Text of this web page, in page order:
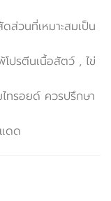
ส่วนที่เหมาะสมเป็น
ปรตีนเนื้อสัตว์ , ไข่
ทรอยด์ ควรปรึกษา
ดด